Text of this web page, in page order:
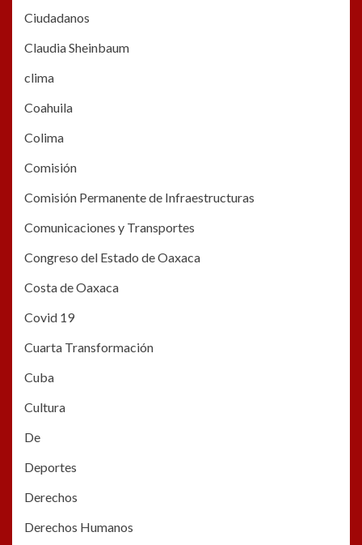
Ciudadanos
Claudia Sheinbaum
clima
Coahuila
Colima
Comisión
Comisión Permanente de Infraestructuras
Comunicaciones y Transportes
Congreso del Estado de Oaxaca
Costa de Oaxaca
Covid 19
Cuarta Transformación
Cuba
Cultura
De
Deportes
Derechos
Derechos Humanos